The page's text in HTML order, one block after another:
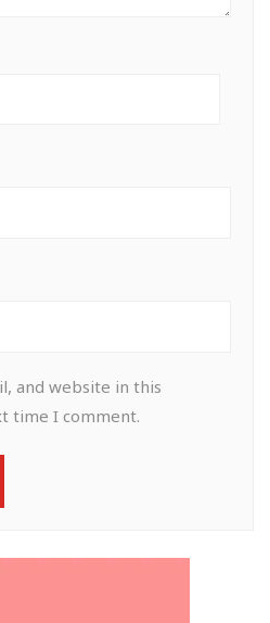
and website in this
time I comment.